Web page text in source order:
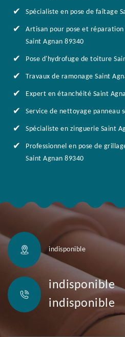
Spécialiste en pose de faîtage
Artisan pour pose et
Saint Agnan 89340
Pose d'hydrofuge de toiture
Travaux de ramonage Saint
Expert en étanchéité Saint
Service de nettoyage panneau
Spécialiste en zinguerie Saint
Professionnel en pose de
Saint Agnan 89340
indisponible
indisponible
indisponible